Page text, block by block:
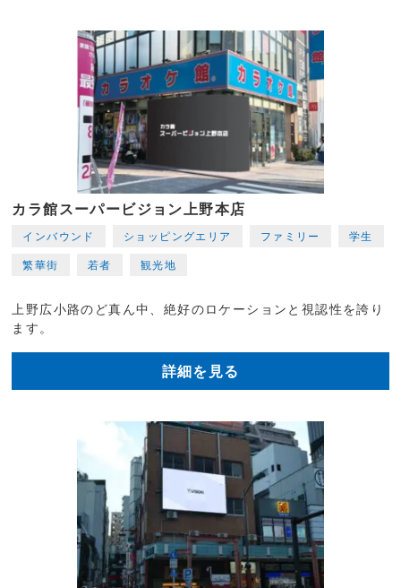
カラ館スーパービジョン上野本店
インバウンド ショッピングエリア ファミリー 学生
繁華街 若者 観光地
上野広小路のど真ん中、絶好のロケーションと視認性を誇り
ます。
詳細を見る